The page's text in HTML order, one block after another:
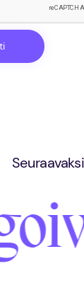
Seuraavaksi